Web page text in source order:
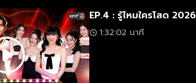
EP.4 : รู้ไหมใครโสด 2026
1:32:02 นาที